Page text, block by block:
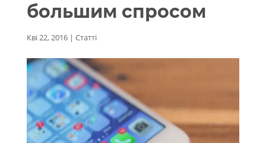
большим спросом
Кві 22, 2016| Статті